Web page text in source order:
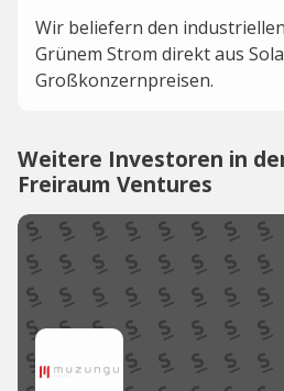
Wir beliefern den
Grünem Strom direkt aus
Großkonzernpreisen.
Weitere Investoren in
Freiraum Ventures